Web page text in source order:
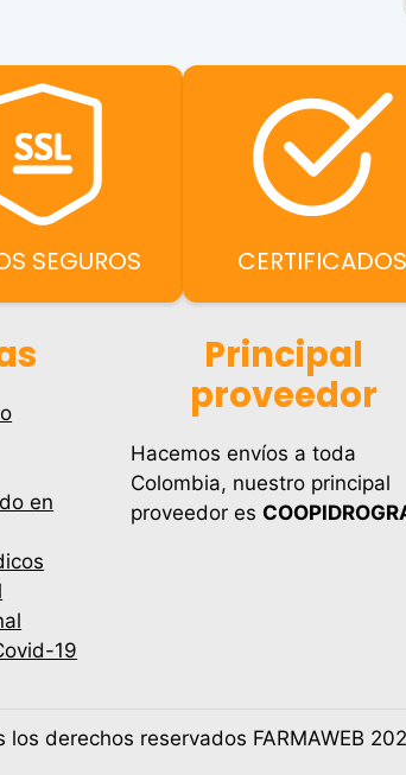
SEGUROS CERTIFICADOS
en
19
Principal
proveedor
Hacemos envíos a toda
Colombia, nuestro principal
proveedor es
los derechos reservados FARMAWEB